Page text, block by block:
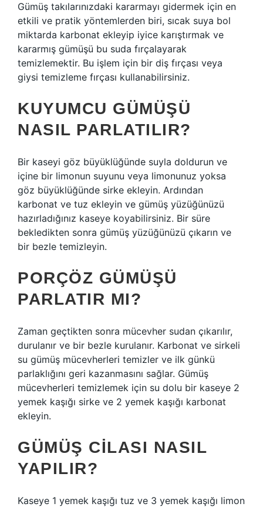
Gümüş takılarınızdaki kararmayı gidermek için en
etkili ve pratik yöntemlerden biri, sıcak suya bol
miktarda karbonat ekleyip iyice karıştırmak ve
kararmış gümüşü bu suda fırçalayarak
temizlemektir. Bu işlem için bir diş fırçası veya
giysi temizleme fırçası kullanabilirsiniz.
KUYUMCU GÜMÜŞÜ
NASIL PARLATILIR?
Bir kaseyi göz büyüklüğünde suyla doldurun ve
içine bir limonun suyunu veya limonunuz yoksa
göz büyüklüğünde sirke ekleyin. Ardından
karbonat ve tuz ekleyin ve gümüş yüzüğünüzü
hazırladığınız kaseye koyabilirsiniz. Bir süre
bekledikten sonra gümüş yüzüğünüzü çıkarın ve
bir bezle temizleyin.
PORÇÖZ GÜMÜŞÜ
PARLATIR MI?
Zaman geçtikten sonra mücevher sudan çıkarılır,
durulanır ve bir bezle kurulanır. Karbonat ve sirkeli
su gümüş mücevherleri temizler ve ilk günkü
parlaklığını geri kazanmasını sağlar. Gümüş
mücevherleri temizlemek için su dolu bir kaseye 2
yemek kaşığı sirke ve 2 yemek kaşığı karbonat
ekleyin.
GÜMÜŞ CILASI NASIL
YAPILIR?
Kaseye 1 yemek kaşığı tuz ve 3 yemek kaşığı limon